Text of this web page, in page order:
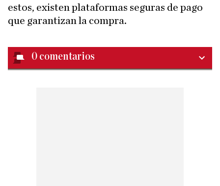
estos, existen plataformas seguras de pago
que garantizan la compra.
0 comentarios